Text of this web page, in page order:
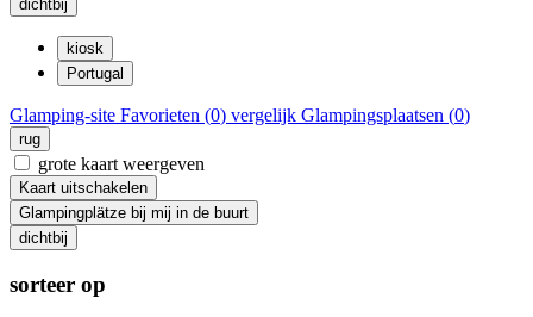
dichtbij
kiosk
Portugal
Glamping-site Favorieten (0) vergelijk Glampingsplaatsen (0)
rug
grote kaart weergeven
Kaart uitschakelen
Glampingplätze bij mij in de buurt
dichtbij
sorteer op